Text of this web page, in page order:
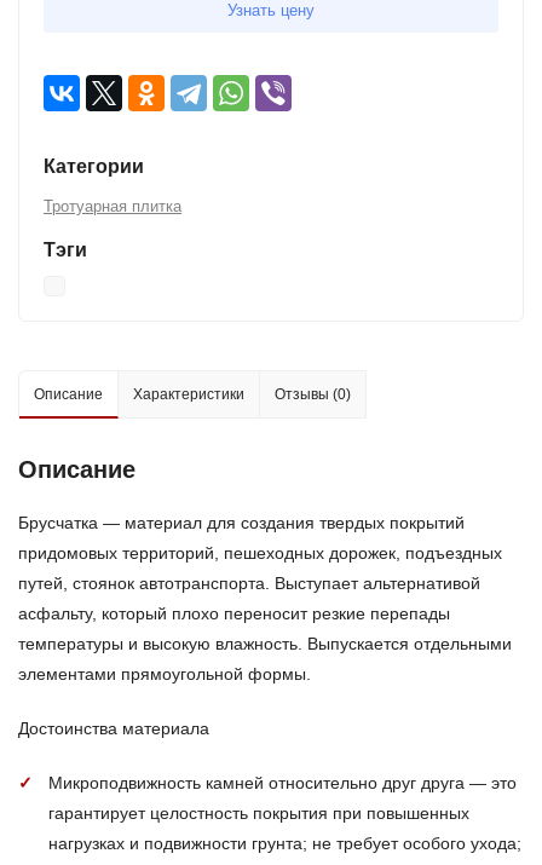
Узнать цену
Категории
Тротуарная плитка
Тэги
Описание Характеристики Отзывы (0)
Описание
Брусчатка — материал для создания твердых покрытий
придомовых территорий, пешеходных дорожек, подъездных
путей, стоянок автотранспорта. Выступает альтернативой
асфальту, который плохо переносит резкие перепады
температуры и высокую влажность. Выпускается отдельными
элементами прямоугольной формы.
Достоинства материала
Микроподвижность камней относительно друг друга — это
гарантирует целостность покрытия при повышенных
нагрузках и подвижности грунта; не требует особого ухода;